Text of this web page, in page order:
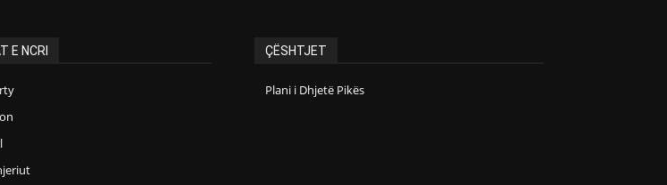
E NCRI ÇËSHTJET
Plani i Dhjetë Pikës